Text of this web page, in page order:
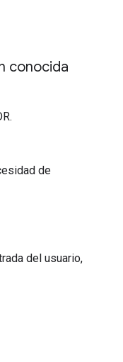
conocida
de
del usuario,